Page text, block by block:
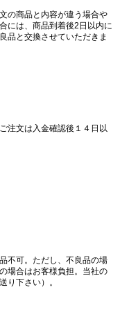
の商品と内容が違う場合や
には、商品到着後2日以内に
品と交換させていただきま
注文は入金確認後１４日以
不可。ただし、不良品の場
場合はお客様負担。当社の
り下さい）。